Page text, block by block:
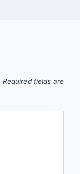
Required fields are